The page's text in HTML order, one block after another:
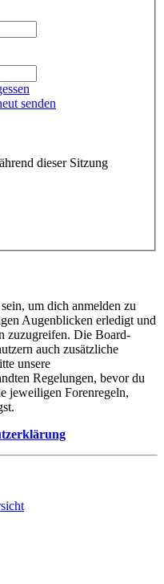
senden
dieser Sitzung
um dich anmelden zu
Augenblicken erledigt und
zuzugreifen. Die Board-
auch zusätzliche
unsere
Regelungen, bevor du
jeweiligen Forenregeln,